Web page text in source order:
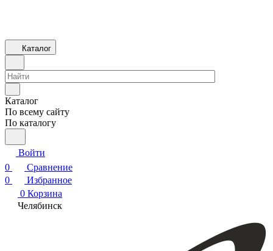
Каталог
Каталог
По всему сайту
По каталогу
Войти
0
Сравнение
0
Избранное
0 Корзина
Челябинск